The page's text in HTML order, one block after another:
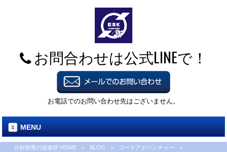
お問合わせは公式LINEで！
お電話でのお問い合わせ先はございません。
MENU
分析指導の栄進研 HOME > BLOG > コードアドベンチャー
>